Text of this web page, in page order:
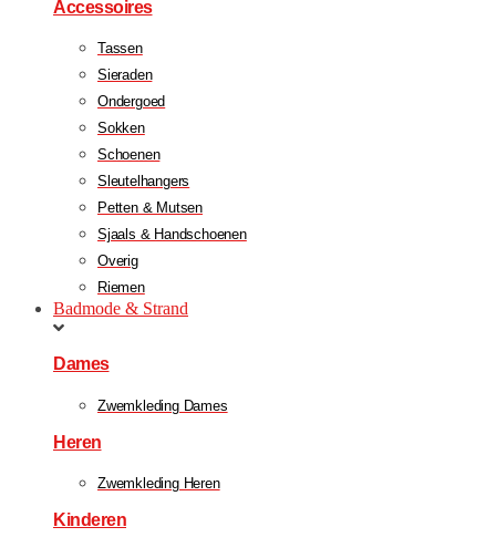
Accessoires
Tassen
Sieraden
Ondergoed
Sokken
Schoenen
Sleutelhangers
Petten & Mutsen
Sjaals & Handschoenen
Overig
Riemen
Badmode & Strand
Dames
Zwemkleding Dames
Heren
Zwemkleding Heren
Kinderen